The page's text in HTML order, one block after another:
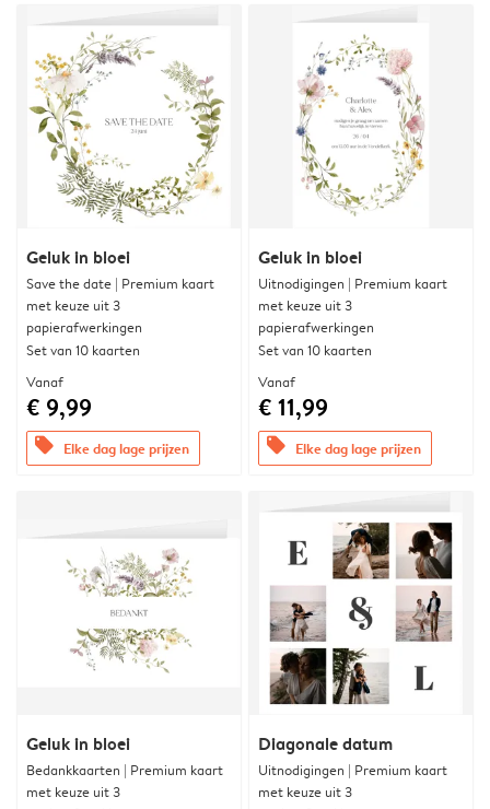
Geluk in bloei
Save the date | Premium kaart
met keuze uit 3
papierafwerkingen
Set van 10 kaarten
Vanaf
€ 9,99
offers Elke dag lage prijzen
Geluk in bloei
Uitnodigingen | Premium kaart
met keuze uit 3
papierafwerkingen
Set van 10 kaarten
Vanaf
€ 11,99
offers Elke dag lage prijzen
Geluk in bloei
Bedankkaarten | Premium kaart
met keuze uit 3
Diagonale datum
Uitnodigingen | Premium kaart
met keuze uit 3